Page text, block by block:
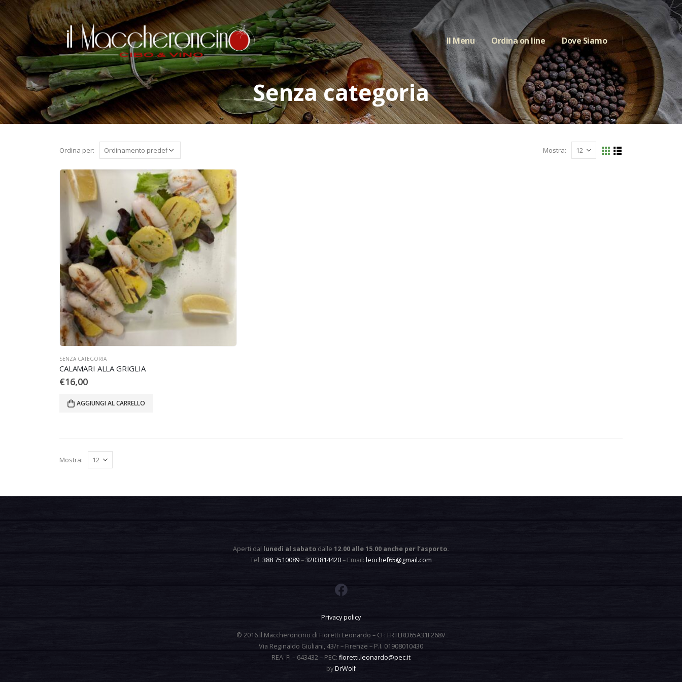
Il Menu Ordina on line Dove Siamo
Senza categoria
Ordina per: Mostra:
SENZA CATEGORIA
CALAMARI ALLA GRIGLIA
€16,00
AGGIUNGI AL CARRELLO
Mostra:
Aperti dal lunedì al sabato dalle 12.00 alle 15.00 anche per l’asporto.
Tel. 388 7510089–3203814420– Email: leochef65@gmail.com
Privacy policy
© 2016 Il Maccheroncino di Fioretti Leonardo – CF: FRTLRD65A31F268V
Via Reginaldo Giuliani, 43/r – Firenze – P.I. 01908010430
REA: Fi – 643432 – PEC: fioretti.leonardo@pec.it
byDrWolf